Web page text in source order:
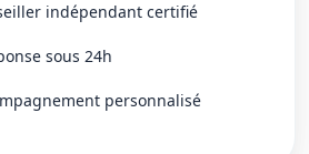
indépendant certifié
sous 24h
personnalisé